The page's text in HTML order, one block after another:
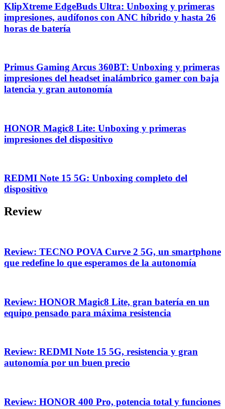
KlipXtreme EdgeBuds Ultra: Unboxing y primeras
impresiones, audífonos con ANC híbrido y hasta 26
horas de batería
Primus Gaming Arcus 360BT: Unboxing y primeras
impresiones del headset inalámbrico gamer con baja
latencia y gran autonomía
HONOR Magic8 Lite: Unboxing y primeras
impresiones del dispositivo
REDMI Note 15 5G: Unboxing completo del
dispositivo
Review
Review: TECNO POVA Curve 2 5G, un smartphone
que redefine lo que esperamos de la autonomía
Review: HONOR Magic8 Lite, gran batería en un
equipo pensado para máxima resistencia
Review: REDMI Note 15 5G, resistencia y gran
autonomía por un buen precio
Review: HONOR 400 Pro, potencia total y funciones